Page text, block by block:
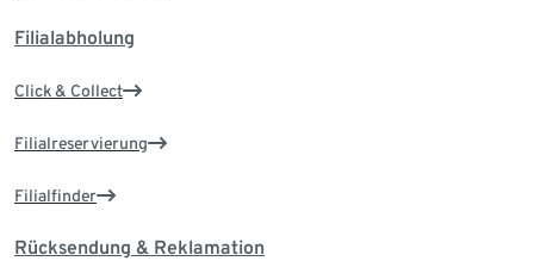
Filialabholung
Click & Collect
Filialreservierung
Filialfinder
Rücksendung & Reklamation